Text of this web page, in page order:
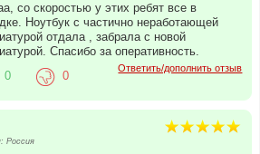
со скоростью у этих ребят все в
Ноутбук с частично неработающей
отдала , забрала с новой
Спасибо за оперативность.
Ответить/дополнить отзыв
0 0
Россия